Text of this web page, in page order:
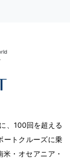
、100回を超える
ートクルーズに乗
・オセアニア・